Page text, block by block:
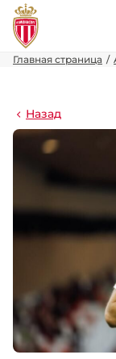
Главная страница
Назад